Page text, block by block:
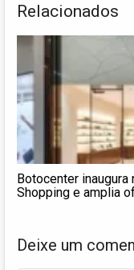
Relacionados
Botocenter
Shopping e amplia
Deixe um